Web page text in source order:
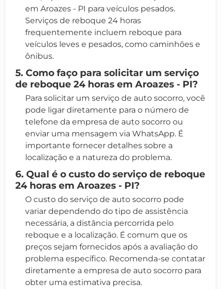
em Aroazes - PI para veículos pesados.
Serviços de reboque 24 horas
frequentemente incluem reboque para
veículos leves e pesados, como caminhões e
ônibus.
5. Como faço para solicitar um serviço
de reboque 24 horas em Aroazes - PI?
Para solicitar um serviço de auto socorro, você
pode ligar diretamente para o número de
telefone da empresa de auto socorro ou
enviar uma mensagem via WhatsApp. É
importante fornecer detalhes sobre a
localização e a natureza do problema.
6. Qual é o custo do serviço de reboque
24 horas em Aroazes - PI?
O custo do serviço de auto socorro pode
variar dependendo do tipo de assistência
necessária, a distância percorrida pelo
reboque e a localização. É comum que os
preços sejam fornecidos após a avaliação do
problema específico. Recomenda-se contatar
diretamente a empresa de auto socorro para
obter uma estimativa precisa.